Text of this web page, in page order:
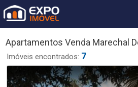
Apartamentos Venda Marechal
Imóveis encontrados: 7